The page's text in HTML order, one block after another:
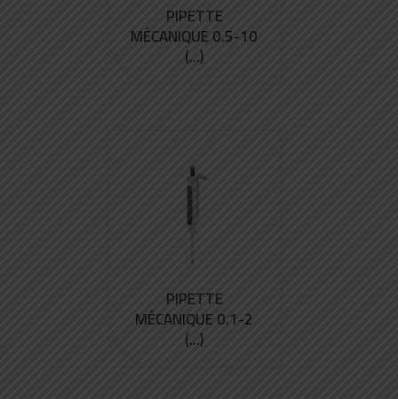
PIPETTE
MÉCANIQUE 0.5-10
(...)
PIPETTE
MÉCANIQUE 0.1-2
(...)